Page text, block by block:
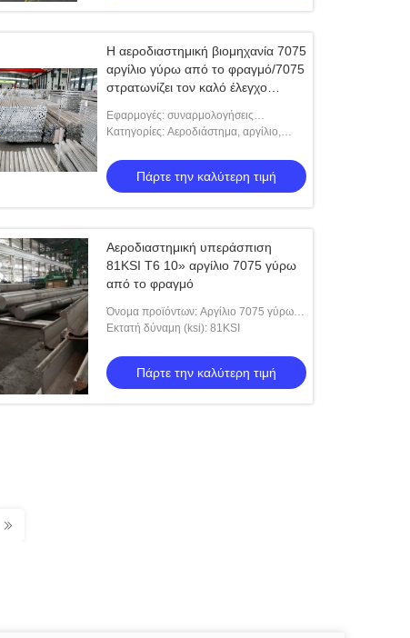
Η αεροδιαστημική βιομηχανία 7075
αργίλιο γύρω από το φραγμό/7075
στρατωνίζει τον καλό έλεγχο
Εφαρμογές: συναρμολογήσεις
αεροσκαφών, εργαλεία, άξονες, μέρη
βαλβίδες, κλειδι
Κατηγορίες: Αεροδιάστημα, αργίλιο,
Πάρτε την καλύτερη τιμή
Αεροδιαστημική υπεράσπιση
81KSI T6 10» αργίλιο 7075 γύρω
από το φραγμό
Όνομα προϊόντων: Αργίλιο 7075 γύρω
από τη διάμετρο φραγμών 10 ίντσες
Εκτατή δύναμη (ksi): 81KSI
Πάρτε την καλύτερη τιμή